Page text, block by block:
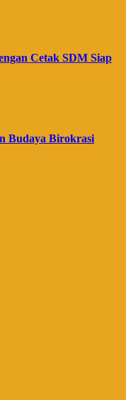
Cetak SDM Siap
Budaya Birokrasi